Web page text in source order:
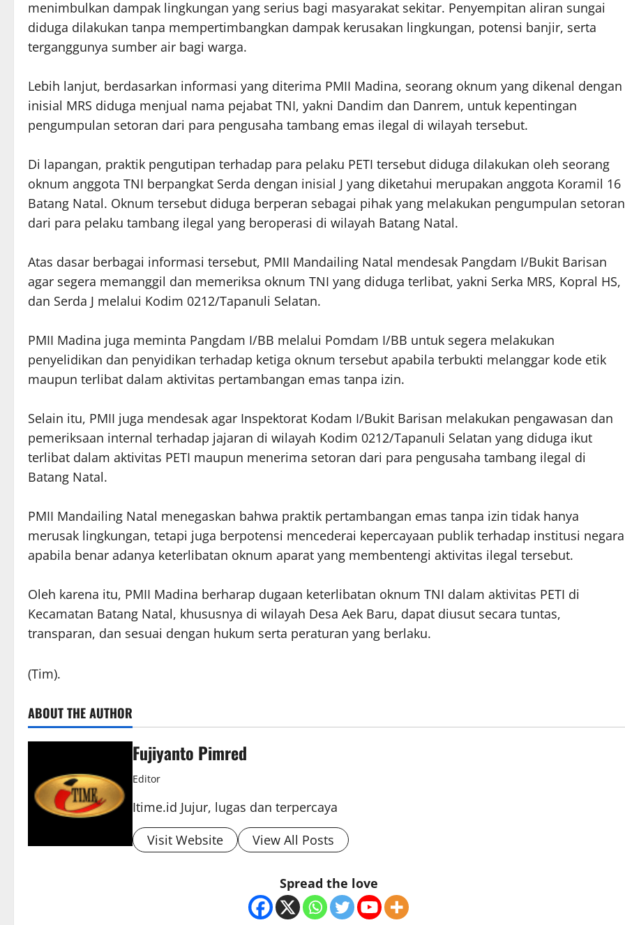
menimbulkan dampak lingkungan yang serius bagi masyarakat sekitar. Penyempitan aliran sungai
diduga dilakukan tanpa mempertimbangkan dampak kerusakan lingkungan, potensi banjir, serta
terganggunya sumber air bagi warga.
Lebih lanjut, berdasarkan informasi yang diterima PMII Madina, seorang oknum yang dikenal dengan
inisial MRS diduga menjual nama pejabat TNI, yakni Dandim dan Danrem, untuk kepentingan
pengumpulan setoran dari para pengusaha tambang emas ilegal di wilayah tersebut.
Di lapangan, praktik pengutipan terhadap para pelaku PETI tersebut diduga dilakukan oleh seorang
oknum anggota TNI berpangkat Serda dengan inisial J yang diketahui merupakan anggota Koramil 16
Batang Natal. Oknum tersebut diduga berperan sebagai pihak yang melakukan pengumpulan setoran
dari para pelaku tambang ilegal yang beroperasi di wilayah Batang Natal.
Atas dasar berbagai informasi tersebut, PMII Mandailing Natal mendesak Pangdam I/Bukit Barisan
agar segera memanggil dan memeriksa oknum TNI yang diduga terlibat, yakni Serka MRS, Kopral HS,
dan Serda J melalui Kodim 0212/Tapanuli Selatan.
PMII Madina juga meminta Pangdam I/BB melalui Pomdam I/BB untuk segera melakukan
penyelidikan dan penyidikan terhadap ketiga oknum tersebut apabila terbukti melanggar kode etik
maupun terlibat dalam aktivitas pertambangan emas tanpa izin.
Selain itu, PMII juga mendesak agar Inspektorat Kodam I/Bukit Barisan melakukan pengawasan dan
pemeriksaan internal terhadap jajaran di wilayah Kodim 0212/Tapanuli Selatan yang diduga ikut
terlibat dalam aktivitas PETI maupun menerima setoran dari para pengusaha tambang ilegal di
Batang Natal.
PMII Mandailing Natal menegaskan bahwa praktik pertambangan emas tanpa izin tidak hanya
merusak lingkungan, tetapi juga berpotensi mencederai kepercayaan publik terhadap institusi negara
apabila benar adanya keterlibatan oknum aparat yang membentengi aktivitas ilegal tersebut.
Oleh karena itu, PMII Madina berharap dugaan keterlibatan oknum TNI dalam aktivitas PETI di
Kecamatan Batang Natal, khususnya di wilayah Desa Aek Baru, dapat diusut secara tuntas,
transparan, dan sesuai dengan hukum serta peraturan yang berlaku.
(Tim).
ABOUT THE AUTHOR
Fujiyanto Pimred
Editor
Itime.id Jujur, lugas dan terpercaya
Visit Website
View All Posts
Spread the love